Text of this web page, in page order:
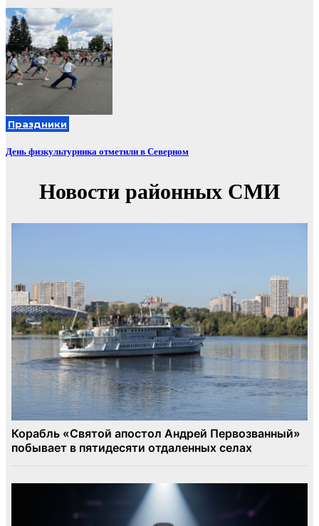
Праздники
День физкультурника отметили в Северном